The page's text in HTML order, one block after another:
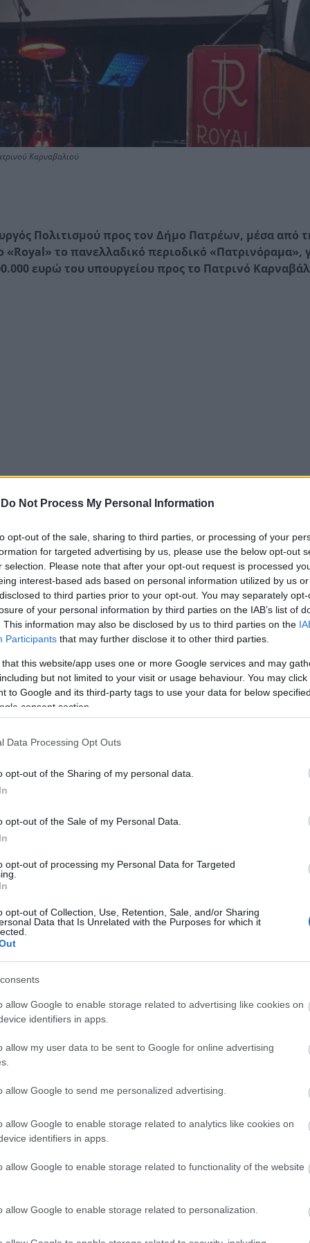
Do Not Process My Personal Information
opt-out of the sale, sharing to third parties, or processing of your
for targeted advertising by us, please use the below opt-out
selection. Please note that after your opt-out request is processed
interest-based ads based on personal information utilized by us
to third parties prior to your opt-out. You may separately
of your personal information by third parties on the IAB’s list of
This information may also be disclosed by us to third parties on the
Participants that may further disclose it to other third parties.
that this website/app uses one or more Google services and may
but not limited to your visit or usage behaviour. You may
to Google and its third-party tags to use your data for below
consent section.
Data Processing Opt Outs
opt-out of the Sharing of my personal data.
opt-out of the Sale of my Personal Data.
opt-out of processing my Personal Data for Targeted
opt-out of Collection, Use, Retention, Sale, and/or Sharing
Data that Is Unrelated with the Purposes for which it
allow Google to enable storage related to advertising like cookies on
identifiers in apps.
allow my user data to be sent to Google for online advertising
allow Google to send me personalized advertising.
allow Google to enable storage related to analytics like cookies on
identifiers in apps.
allow Google to enable storage related to functionality of the website
allow Google to enable storage related to personalization.
Καρναβαλιού
Πολιτισμού προς τον Δήμο Πατρέων, μέσα από
το πανελλαδικό περιοδικό «Πατρινόραμα»,
ευρώ του υπουργείου προς το Πατρινό
από τον πρ. αντιδήμαρχο Πολιτισμού, Αλέξη Σκαρμέα,
προς το Καρναβάλι, παρουσίασε αναλυτικά την
χαθούν, αφού έως τώραο Δήμος Πατρέων δεν έχει
μέσα από το Ταμείο Ανάκαμψης έχει εξασφαλίσει
Καρναβαλιού. Αυτά τα χρήματα σαν πρόγραμμα,
υφυπουργού Πολιτισμού,
προκειμένου να είχαν εκταμιευθεί τα χρήματα.
Πατρινό Καρναβάλι»
ανέλαβε καθήκοντα,
πίεσε όσο μπορούσε και
τον δήμαρχο Πατρέων, προκειμένου να
σε μια διαγωνιστική διαδικασία και ευχόμαστε, όλα να
4.200.000 ευρώ που είναι για το Πατρινό Καρναβάλι».
ολοκλήρωσης του Πατρινού Καρναβαλιού
: «Εχει
προκειμένου το Ταμείο Ανάκαμψης να μας
: «Για να εκταμιευθούν τα χρήματα, πρέπει πρώτα
να βρεθούν ανάδοχοι, να ολοκληρωθούν τα έργα. Τα
του 2022».
ημερίδας του περιοδικού
για το μέλλον και την ανάπτυξη του Πατρινού